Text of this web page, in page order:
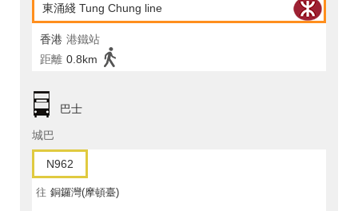
東涌綫 Tung Chung line
香港 港鐵站
距離 0.8km
巴士
城巴
N962
往 銅鑼灣(摩頓臺)